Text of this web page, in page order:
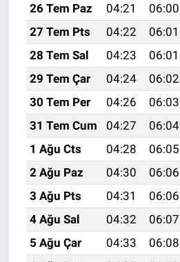
26 Tem Paz
04:21 06:00
27 Tem Pts
04:22 06:01
28 Tem Sal
04:23 06:01
29 Tem Çar
04:24 06:02
30 Tem Per
04:26 06:03
31 Tem Cum
04:27 06:04
1 Ağu Cts
04:28 06:05
2 Ağu Paz
04:30 06:06
3 Ağu Pts
04:31 06:06
4 Ağu Sal
04:32 06:07
5 Ağu Çar
04:33 06:08